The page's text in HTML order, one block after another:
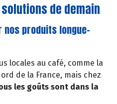
de demain
produits longue-
locales au café, comme la
de la France, mais chez
les goûts sont dans la